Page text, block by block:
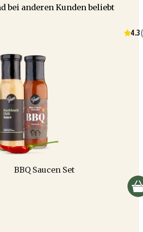
bei anderen Kunden beliebt
4.3(
BBQ Saucen Set